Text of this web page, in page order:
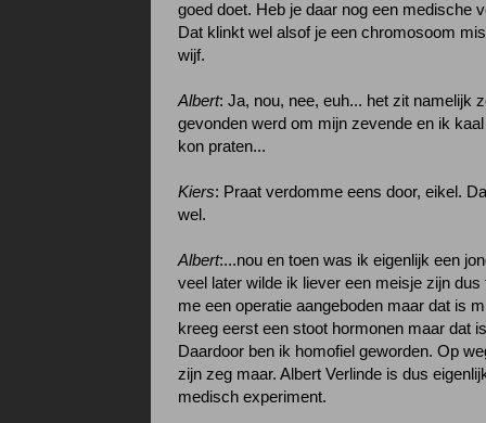
goed doet. Heb je daar nog een medische
Dat klinkt wel alsof je een chromosoom
wijf.
Albert: Ja, nou, nee, euh... het zit namelijk
gevonden werd om mijn zevende en ik
kon praten...
Kiers: Praat verdomme eens door, eikel.
wel.
Albert:...nou en toen was ik eigenlijk een
veel later wilde ik liever een meisje zijn dus
me een operatie aangeboden maar dat is
kreeg eerst een stoot hormonen maar dat
Daardoor ben ik homofiel geworden. Op
zijn zeg maar. Albert Verlinde is dus
medisch experiment.